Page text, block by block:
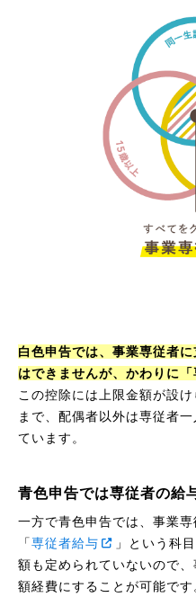
白色申告では、事業専従者
はできませんが、かわりに
この控除には上限金額が設
まで、配偶者以外は専従者
ています。
青色申告では専従者の給
一方で青色申告では、事業
「専従者給与
」という科
額も定められていないので
額経費にすることが可能です